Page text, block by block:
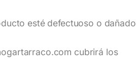
esté defectuoso o dañado
cubrirá los